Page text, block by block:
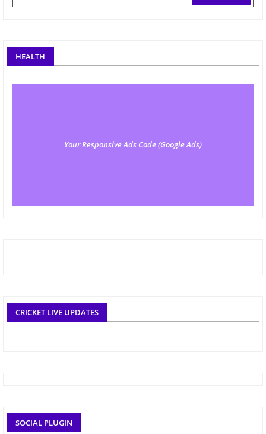
HEALTH
Your Responsive Ads Code (Google Ads)
CRICKET LIVE UPDATES
SOCIAL PLUGIN